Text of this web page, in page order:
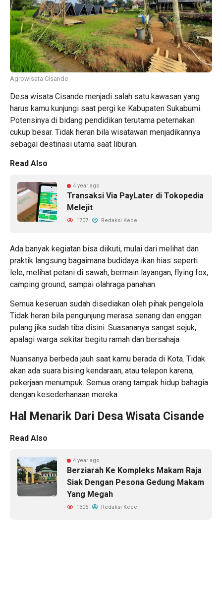
Agrowisata Cisande
Desa wisata Cisande menjadi salah satu kawasan yang
harus kamu kunjungi saat pergi ke Kabupaten Sukabumi.
Potensinya di bidang pendidikan terutama peternakan
cukup besar. Tidak heran bila wisatawan menjadikannya
sebagai destinasi utama saat liburan.
Read Also
4 year ago
Transaksi Via PayLater di Tokopedia
Melejit
1707 Redaksi Kece
Ada banyak kegiatan bisa diikuti, mulai dari melihat dan
praktik langsung bagaimana budidaya ikan hias seperti
lele, melihat petani di sawah, bermain layangan, flying fox,
camping ground, sampai olahraga panahan.
Semua keseruan sudah disediakan oleh pihak pengelola.
Tidak heran bila pengunjung merasa senang dan enggan
pulang jika sudah tiba disini. Suasananya sangat sejuk,
apalagi warga sekitar begitu ramah dan bersahaja.
Nuansanya berbeda jauh saat kamu berada di Kota. Tidak
akan ada suara bising kendaraan, atau telepon karena,
pekerjaan menumpuk. Semua orang tampak hidup bahagia
dengan kesederhanaan mereka.
Hal Menarik Dari Desa Wisata Cisande
Read Also
4 year ago
Berziarah Ke Kompleks Makam Raja
Siak Dengan Pesona Gedung Makam
Yang Megah
1306 Redaksi Kece